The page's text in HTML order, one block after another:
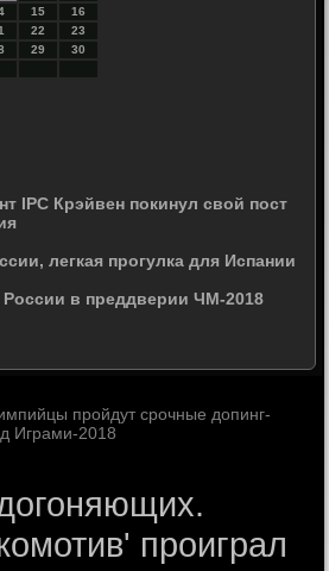
15
16
22
23
29
30
IPC Крэйвен покинул свой пост
легкая прогулка для Испании
России в преддверии ЧМ-2018
пройдут срочные допинг-
Играми-2018
проиграл